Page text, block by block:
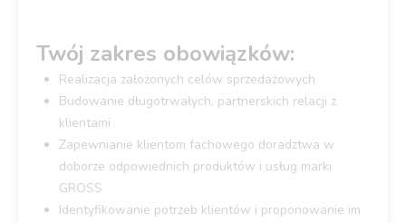
Twój zakres obowiązków:
Realizacja założonych celów sprzedażowych
Budowanie długotrwałych, partnerskich relacji z
klientami
Zapewnianie klientom fachowego doradztwa w
doborze odpowiednich produktów i usług marki
GROSS
Identyfikowanie potrzeb klientów i proponowanie im